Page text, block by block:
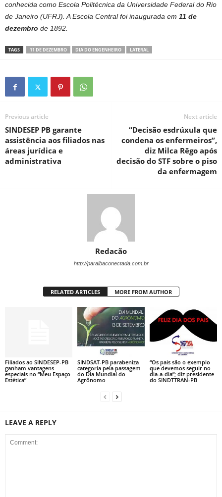
conhecida como Escola Politécnica da Universidade Federal do Rio
de Janeiro (UFRJ). A Escola Central foi inaugurada em 11 de
dezembro de 1892.
TAGS 11 DE DEZEMBRO DIA DO ENGENHEIRO LATERAL
Previous article
SINDESEP PB garante
assistência aos filiados nas
áreas jurídica e
administrativa
Next article
“Decisão esdrúxula que
condena os enfermeiros”,
diz Milca Rêgo após
decisão do STF sobre o piso
da enfermagem
Redacão
http://paraibaconectada.com.br
RELATED ARTICLES MORE FROM AUTHOR
Filiados ao SINDESEP-PB
ganham vantagens
especiais no “Meu Espaço
Estética”
SINDSAT-PB parabeniza
categoria pela passagem
do Dia Mundial do
Agrônomo
“Os pais são o exemplo
que devemos seguir no
dia-a-dia”; diz presidente
do SINDTTRAN-PB
LEAVE A REPLY